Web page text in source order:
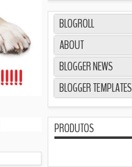
BLOGROLL
ABOUT
BLOGGER NEWS
BLOGGER TEMPLATES
PRODUTOS